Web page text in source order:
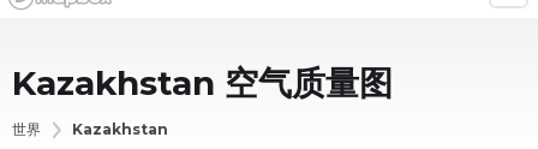
Kazakhstan 空气质量图
世界 Kazakhstan